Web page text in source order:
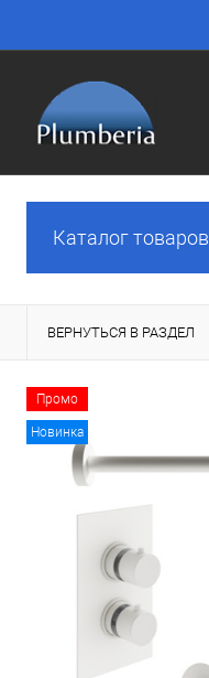
Каталог товаров
ВЕРНУТЬСЯ В РАЗДЕЛ
Промо
Новинка